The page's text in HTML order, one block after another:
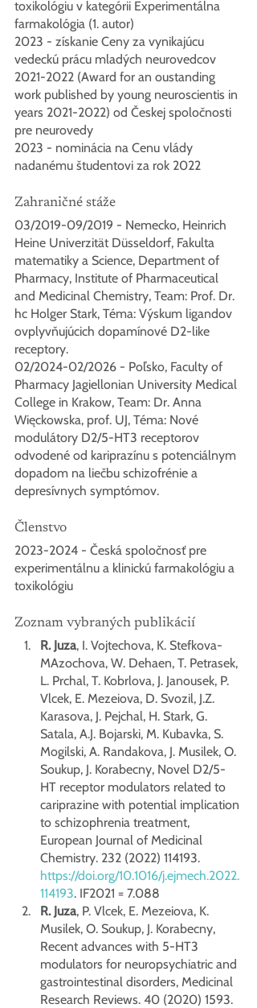
toxikológiu v kategórii Experimentálna
farmakológia (1. autor)
2023 - získanie Ceny za vynikajúcu
vedeckú prácu mladých neurovedcov
2021-2022 (Award for an oustanding
work published by young neuroscientis in
years 2021-2022) od Českej spoločnosti
pre neurovedy
2023 - nominácia na Cenu vlády
nadanému študentovi za rok 2022
Zahraničné stáže
03/2019-09/2019 - Nemecko, Heinrich
Heine Univerzität Düsseldorf, Fakulta
matematiky a Science, Department of
Pharmacy, Institute of Pharmaceutical
and Medicinal Chemistry, Team: Prof. Dr.
hc Holger Stark, Téma: Výskum ligandov
ovplyvňujúcich dopamínové D2-like
receptory.
02/2024-02/2026 - Poľsko, Faculty of
Pharmacy Jagiellonian University Medical
College in Krakow, Team: Dr. Anna
Więckowska, prof. UJ, Téma: Nové
modulátory D2/5-HT3 receptorov
odvodené od kariprazínu s potenciálnym
dopadom na liečbu schizofrénie a
depresívnych symptómov.
Členstvo
2023-2024 - Česká spoločnosť pre
experimentálnu a klinickú farmakológiu a
toxikológiu
Zoznam vybraných publikácií
R. Juza, I. Vojtechova, K. Stefkova-
MAzochova, W. Dehaen, T. Petrasek,
L. Prchal, T. Kobrlova, J. Janousek, P.
Vlcek, E. Mezeiova, D. Svozil, J.Z.
Karasova, J. Pejchal, H. Stark, G.
Satala, A.J. Bojarski, M. Kubavka, S.
Mogilski, A. Randakova, J. Musilek, O.
Soukup, J. Korabecny, Novel D2/5-
HT receptor modulators related to
cariprazine with potential implication
to schizophrenia treatment,
European Journal of Medicinal
Chemistry. 232 (2022) 114193.
https://doi.org/10.1016/j.ejmech.2022.
114193. IF2021 = 7.088
R. Juza, P. Vlcek, E. Mezeiova, K.
Musilek, O. Soukup, J. Korabecny,
Recent advances with 5-HT3
modulators for neuropsychiatric and
gastrointestinal disorders, Medicinal
Research Reviews. 40 (2020) 1593.